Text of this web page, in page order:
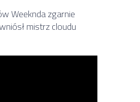
Weeknda zgarnie
mistrz cloudu